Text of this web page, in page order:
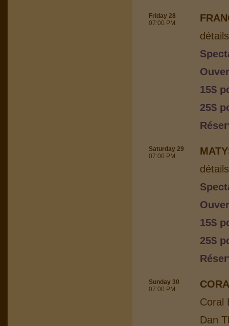
Friday 28
07:00 PM
15$
25$
Saturday 29
07:00 PM
15$
25$
Sunday 30
07:00 PM
Coral
Dan